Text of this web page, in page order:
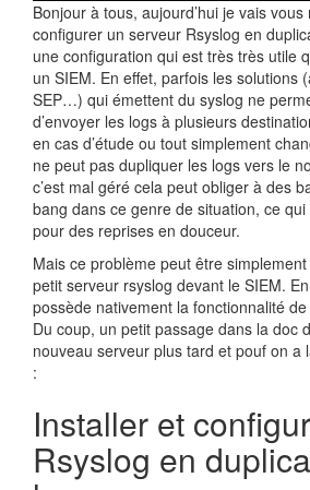
Bonjour à tous, aujourd’hui je vais
configurer un serveur Rsyslog en
une configuration qui est très très utile
un SIEM. En effet, parfois les solutions
SEP…) qui émettent du syslog ne
d’envoyer les logs à plusieurs
en cas d’étude ou tout simplement
ne peut pas dupliquer les logs vers le
c’est mal géré cela peut obliger à des
bang dans ce genre de situation, ce qui
pour des reprises en douceur.
Mais ce problème peut être
petit serveur rsyslog devant le SIEM.
possède nativement la fonctionnalité
Du coup, un petit passage dans la doc
nouveau serveur plus tard et pouf on a
:
Installer et
Rsyslog en